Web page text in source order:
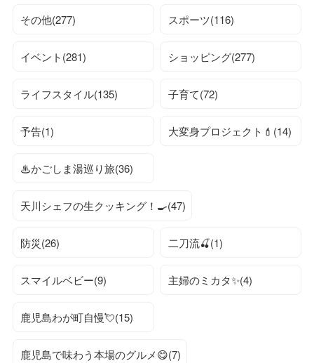
その他(277) スポーツ(116)
イベント(281) ショッピング(277)
ライフスタイル(135) 子育て(72)
予告(1) 大変身プロジェクト💄(14)
♨かごしま湯巡り旅(36)
天川シェフの生クッキング！🍳(47)
防災(26) 二刀流🍒(1)
スマイルベビー(9) 主婦のミカタ✨(4)
鹿児島わが町自慢💘(15)
鹿児島で味わう本場のグルメ😋(7)